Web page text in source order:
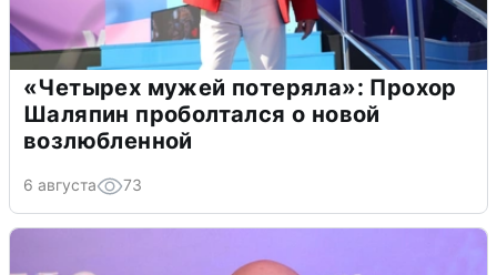
«Четырех мужей потеряла»: Прохор
Шаляпин проболтался о новой
возлюбленной
6 августа 73